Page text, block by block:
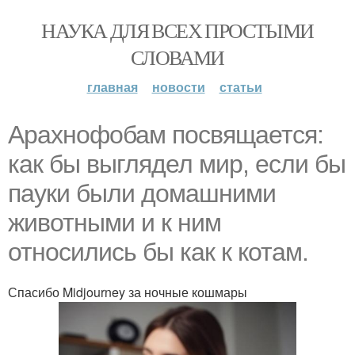
НАУКА ДЛЯ ВСЕХ ПРОСТЫМИ
СЛОВАМИ
главная новости статьи
Арахнофобам посвящается:
как бы выглядел мир, если бы
пауки были домашними
животными и к ним
относились бы как к котам.
Спасибо Midjourney за ночные кошмары